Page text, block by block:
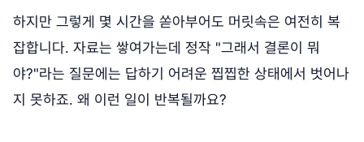
하지만 그렇게 몇 시간을 쏟아부어도 머릿속은 여전히 복
잡합니다. 자료는 쌓여가는데 정작 "그래서 결론이 뭐
야?"라는 질문에는 답하기 어려운 찝찝한 상태에서 벗어나
지 못하죠. 왜 이런 일이 반복될까요?